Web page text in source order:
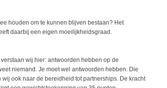
houden om te kunnen blijven bestaan? Het
daarbij een eigen moeilijkheidsgraad.
wij hier: antwoorden hebben op de
niemand. Je moet wel antwoorden hebben. Die
ook naar de bereidheid tot partnerships. De kracht